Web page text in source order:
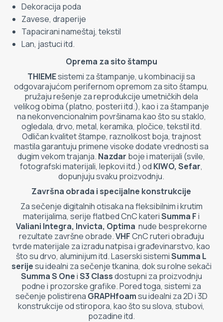
Dekoracija poda
Zavese, draperije
Tapacirani nameštaj, tekstil
Lan, jastuci itd.
Oprema za sito štampu
THIEMEsistemi za štampanje, u kombinaciji sa
odgovarajućom perifernom opremom za sito štampu,
pružaju rešenje za reprodukcije umetničkih dela
velikog obima (platno, posteri itd.), kao i za štampanje
na nekonvencionalnim površinama kao što su staklo,
ogledala, drvo, metal, keramika, pločice, tekstil itd.
Odličan kvalitet štampe, raznolikost boja, trajnost
mastila garantuju primene visoke dodate vrednosti sa
dugim vekom trajanja. Nazdar boje i materijali (svile,
fotografski materijali, lepkovi itd.) od KIWO, Sefar,
dopunjuju svaku proizvodnju.
Završna obrada i specijalne konstrukcije
Za sečenje digitalnih otisaka na fleksibilnim i krutim
materijalima, serije flatbed CnC kateriSumma Fi
Valiani Integra, Invicta, Optima nude besprekorne
rezultate završne obrade.VHFCnC ruteri obrađuju
tvrde materijale za izradu natpisa i građevinarstvo, kao
što su drvo, aluminijum itd. Laserski sistemiSumma L
serijesu idealni za sečenje tkanina, dok su rolne sekači
Summa S OneiS3 Classdostupni za proizvodnju
podne i prozorske grafike. Pored toga, sistemi za
sečenje polistirena GRAPHfoamsu idealni za 2D i 3D
konstrukcije od stiropora, kao što su slova, stubovi,
pozadine itd.